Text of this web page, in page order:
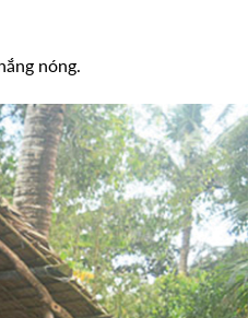
nóng.
“rộn ràng” cuối năm